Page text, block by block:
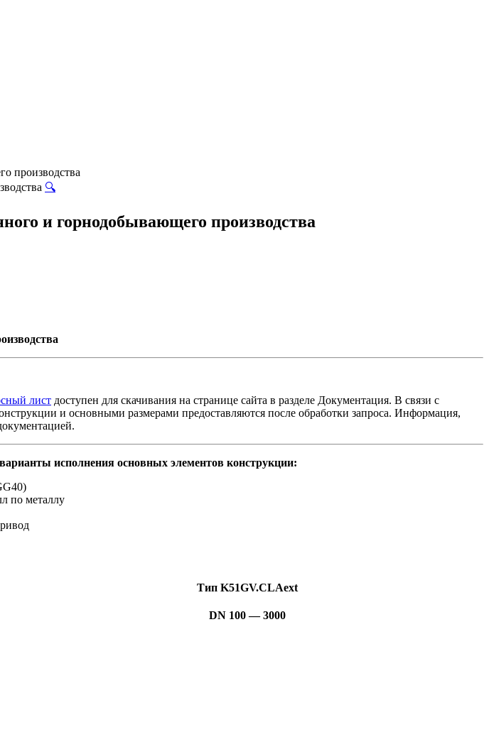
производства
🔍
и горнодобывающего производства
лист доступен для скачивания на странице сайта в разделе Документация. В связи с
и основными размерами предоставляются после обработки запроса. Информация,
исполнения основных элементов конструкции:
по металлу
Тип K51GV.CLAext
DN 100 — 3000